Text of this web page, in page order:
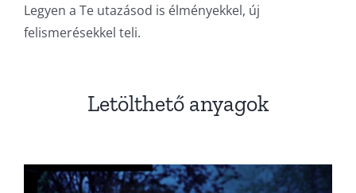
Legyen a Te utazásod is élményekkel, új
felismerésekkel teli.
Letölthető anyagok